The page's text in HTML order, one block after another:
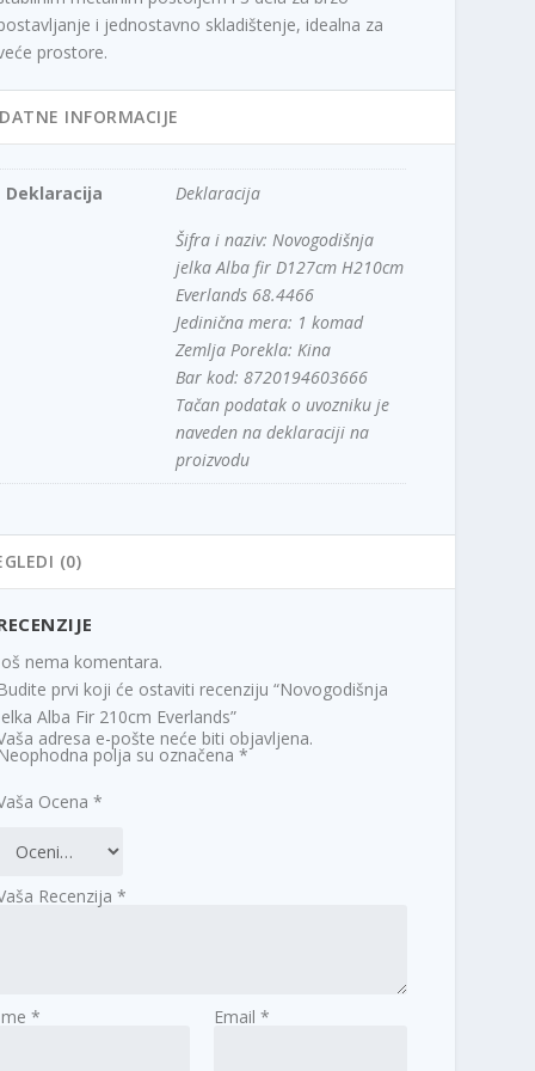
i jednostavno skladištenje, idealna za
prostore.
INFORMACIJE
Deklaracija Deklaracija
Šifra i naziv: Novogodišnja
jelka Alba fir D127cm H210cm
Everlands 68.4466
Jedinična mera: 1 komad
Zemlja Porekla: Kina
Bar kod: 8720194603666
Tačan podatak o uvozniku je
naveden na deklaraciji na
proizvodu
(0)
nema komentara.
prvi koji će ostaviti recenziju “Novogodišnja
Alba Fir 210cm Everlands”
adresa e-pošte neće biti objavljena.
polja su označena*
Ocena*
Recenzija*
* Email*